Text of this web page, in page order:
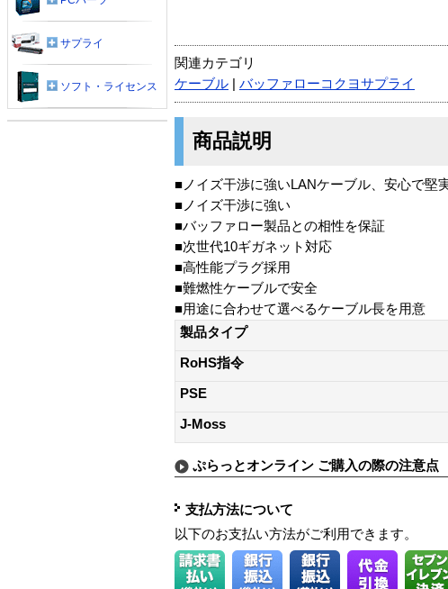
関連カテゴリ
ケーブル
バッファローコクヨサプライ
商品説明
■ノイズ干渉に強いLANケーブル、安心で堅
■ノイズ干渉に強い
■バッファロー製品との相性を保証
■次世代10ギガネット対応
■高性能プラグ採用
■難燃性ケーブルで安全
■用途に合わせて選べるケーブル長を用意
製品タイプ
RoHS指令
PSE
J-Moss
ぷらっとオンライン ご購入の際の注意点
支払方法について
以下のお支払い方法がご利用できます。
サプライ
ソフト・ライセンス